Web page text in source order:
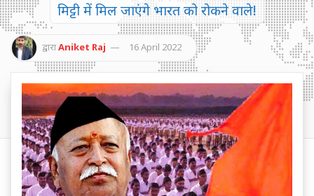
मिट्टी में मिल जाएंगे भारत को रोकने वाले!
द्वाराAniket Raj 16 April 2022